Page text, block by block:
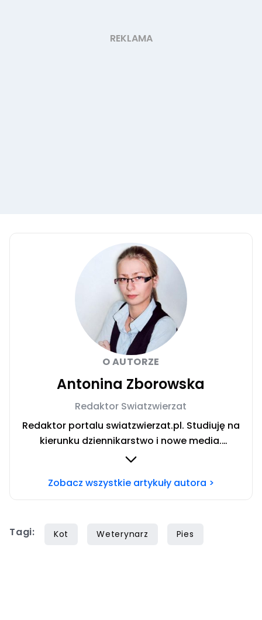
O AUTORZE
Antonina Zborowska
Redaktor Swiatzwierzat
Redaktor portalu swiatzwierzat.pl. Studiuję na
kierunku dziennikarstwo i nowe media.
Interesują mnie sprawy społeczne i wydarzenia
stale szkolącą się w tematyce zachowania
Lukier i kota bez ogona zwanego Ryszardem.
Zobacz wszystkie artykuły autora >
Tagi: Kot Weterynarz Pies